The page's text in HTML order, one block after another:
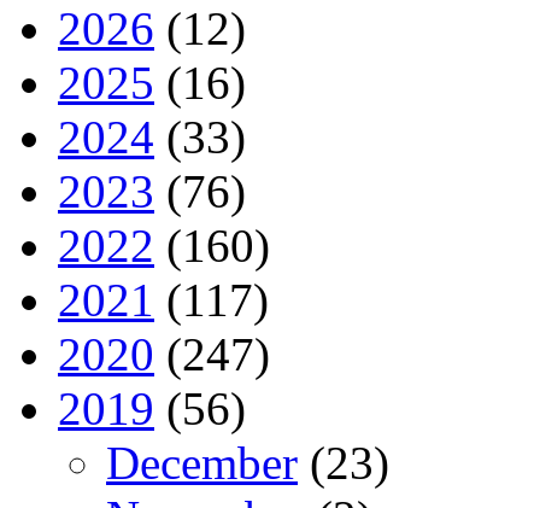
2026 (12)
2025 (16)
2024 (33)
2023 (76)
2022 (160)
2021 (117)
2020 (247)
2019 (56)
December (23)